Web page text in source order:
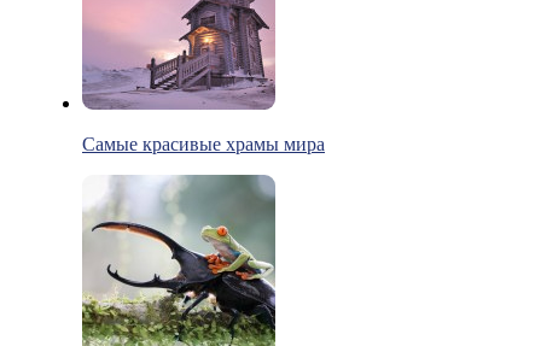
Самые красивые храмы мира